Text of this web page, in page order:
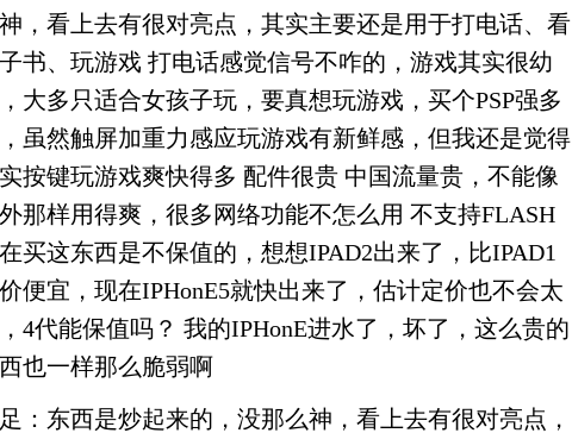
，看上去有很对亮点，其实主要还是用于打电话、看
书、玩游戏 打电话感觉信号不咋的，游戏其实很幼
大多只适合女孩子玩，要真想玩游戏，买个PSP强多
虽然触屏加重力感应玩游戏有新鲜感，但我还是觉得
按键玩游戏爽快得多 配件很贵 中国流量贵，不能像
那样用得爽，很多网络功能不怎么用 不支持FLASH
买这东西是不保值的，想想IPAD2出来了，比IPAD1
便宜，现在IPHonE5就快出来了，估计定价也不会太
4代能保值吗？ 我的IPHonE进水了，坏了，这么贵的
也一样那么脆弱啊
：东西是炒起来的，没那么神，看上去有很对亮点，